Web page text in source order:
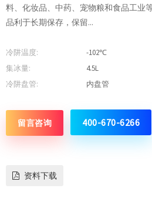
料、化妆品、中药、宠物粮和食品工业
品利于长期保存，保留...
冷阱温度:
-102℃
集冰量:
4.5L
冷阱盘管:
内盘管
留言咨询 400-670-6266
资料下载